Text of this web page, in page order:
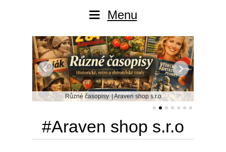
Menu
Různé časopisy. | Araven shop s.r.o
#Araven shop s.r.o